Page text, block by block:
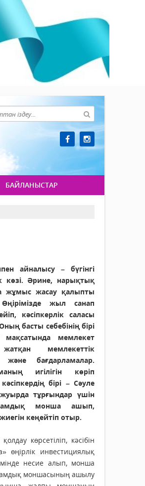
БАЙЛАНЫСТАР
айналысу – бүгінгі
көзі. Әрине, нарықтық
жұмыс жасау қалыпты
жыл санап
кәсіпкерлік саласы
басты себебінің бірі
мақсатында мемлекет
мемлекеттік
және бағдарламалар.
игілігін көріп
бірі – Сәуле
жуырда тұрғындар үшін
монша ашып,
кеңейтіп отыр.
көрсетіліп, кәсібін
өңірлік инвестициялық
несие алып, монша
моншасының ашылу